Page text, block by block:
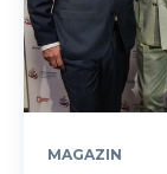
MAGAZIN